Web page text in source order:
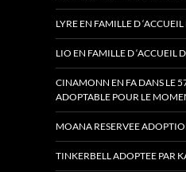
LYRE EN FAMILLE D
LIO EN FAMILLE D ‘ACCUEIL
CINAMONN EN FA DANS LE
ADOPTABLE POUR LE
MOANA RESERVEE
TINKERBELL ADOPTEE PAR